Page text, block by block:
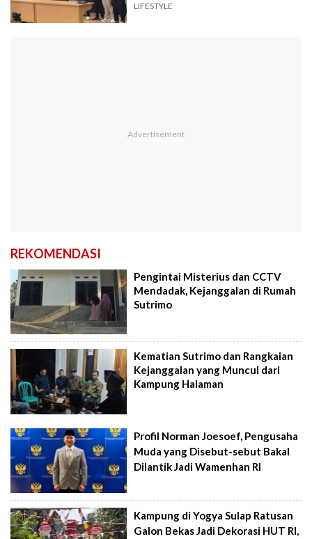
LIFESTYLE
REKOMENDASI
Pengintai Misterius dan CCTV
Mendadak, Kejanggalan di Rumah
Sutrimo
Kematian Sutrimo dan Rangkaian
Kejanggalan yang Muncul dari
Kampung Halaman
Profil Norman Joesoef, Pengusaha
Muda yang Disebut-sebut Bakal
Dilantik Jadi Wamenhan RI
Kampung di Yogya Sulap Ratusan
Galon Bekas Jadi Dekorasi HUT RI,